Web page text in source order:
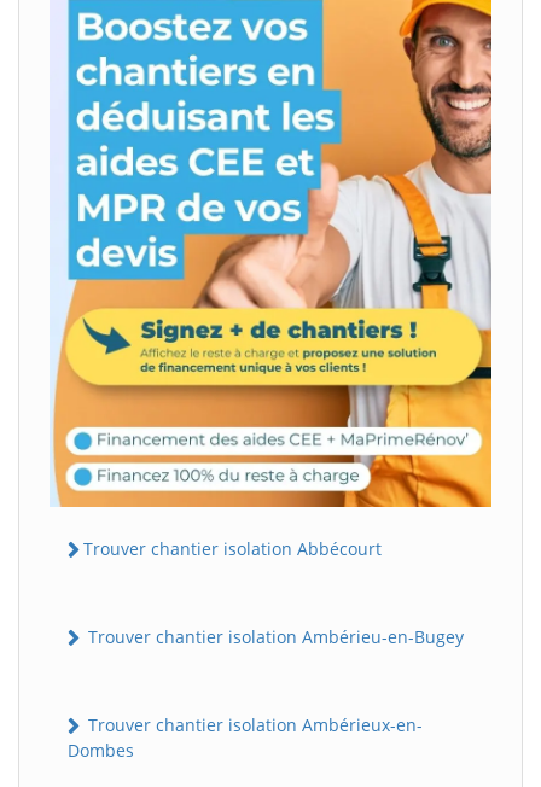
Trouver chantier isolation Abbécourt
Trouver chantier isolation Ambérieu-en-Bugey
Trouver chantier isolation Ambérieux-en-
Dombes